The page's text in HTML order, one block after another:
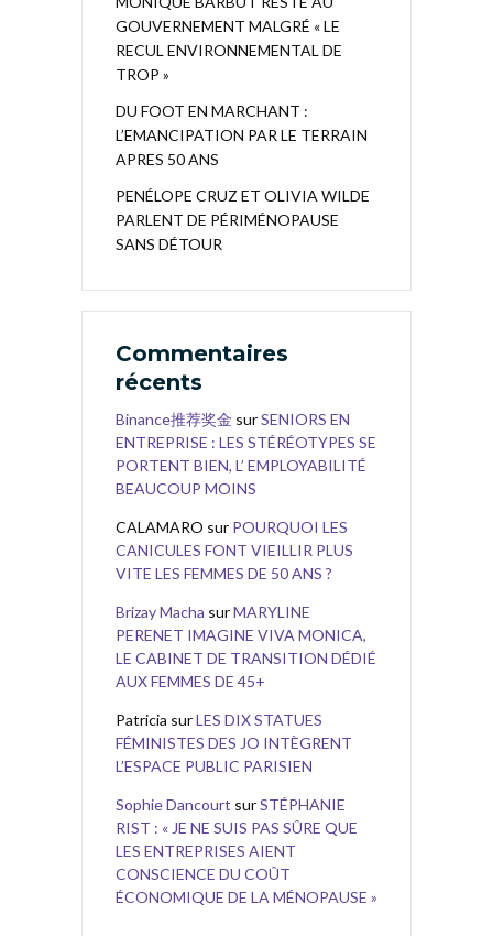
GOUVERNEMENT MALGRÉ « LE
RECUL ENVIRONNEMENTAL DE
TROP »
DU FOOT EN MARCHANT :
L’EMANCIPATION PAR LE TERRAIN
APRES 50 ANS
PENÉLOPE CRUZ ET OLIVIA WILDE
PARLENT DE PÉRIMÉNOPAUSE
SANS DÉTOUR
Commentaires
récents
Binance推荐奖金 surSENIORS EN
ENTREPRISE : LES STÉRÉOTYPES SE
PORTENT BIEN, L’ EMPLOYABILITÉ
BEAUCOUP MOINS
CALAMARO sur POURQUOI LES
CANICULES FONT VIEILLIR PLUS
VITE LES FEMMES DE 50 ANS ?
Brizay Macha surMARYLINE
PERENET IMAGINE VIVA MONICA,
LE CABINET DE TRANSITION DÉDIÉ
AUX FEMMES DE 45+
Patricia surLES DIX STATUES
FÉMINISTES DES JO INTÈGRENT
L’ESPACE PUBLIC PARISIEN
Sophie Dancourt surSTÉPHANIE
RIST : « JE NE SUIS PAS SÛRE QUE
LES ENTREPRISES AIENT
CONSCIENCE DU COÛT
ÉCONOMIQUE DE LA MÉNOPAUSE »